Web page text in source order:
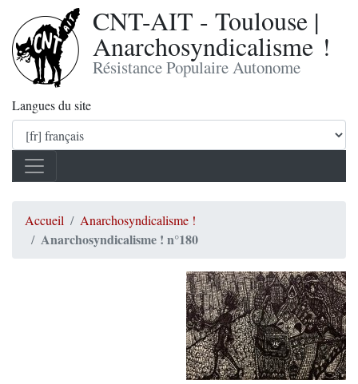
CNT-AIT - Toulouse |
Anarchosyndicalisme !
Résistance Populaire Autonome
Langues du site
Accueil Anarchosyndicalisme !
Anarchosyndicalisme ! n°180